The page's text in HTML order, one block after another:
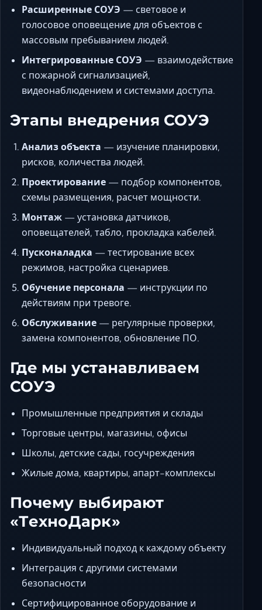
Расширенные СОУЭ — световое и
голосовое оповещение для объектов с
массовым пребыванием людей.
Интегрированные СОУЭ — взаимодействие
с пожарной сигнализацией,
видеонаблюдением и системами доступа.
Этапы внедрения СОУЭ
Анализ объекта — изучение планировки,
рисков, количества людей.
Проектирование — подбор компонентов,
схемы размещения, расчет мощности.
Монтаж — установка датчиков,
оповещателей, табло, прокладка кабелей.
Пусконаладка — тестирование всех
режимов, настройка сценариев.
Обучение персонала — инструкции по
действиям при тревоге.
Обслуживание — регулярные проверки,
замена компонентов, обновление ПО.
Где мы устанавливаем
СОУЭ
Промышленные предприятия и склады
Торговые центры, магазины, офисы
Школы, детские сады, госучреждения
Жилые дома, квартиры, апарт-комплексы
Почему выбирают
«ТехноДарк»
Индивидуальный подход к каждому объекту
Интеграция с другими системами
безопасности
Сертифицированное оборудование и